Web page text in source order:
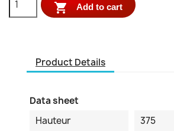
 Add to cart
Product Details
Data sheet
Hauteur
375